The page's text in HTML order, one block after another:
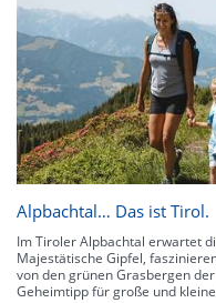
Alpbachtal… Das ist Tirol.
Im Tiroler Alpbachtal erwartet
Majestätische Gipfel,
von den grünen Grasbergen
Geheimtipp für große und